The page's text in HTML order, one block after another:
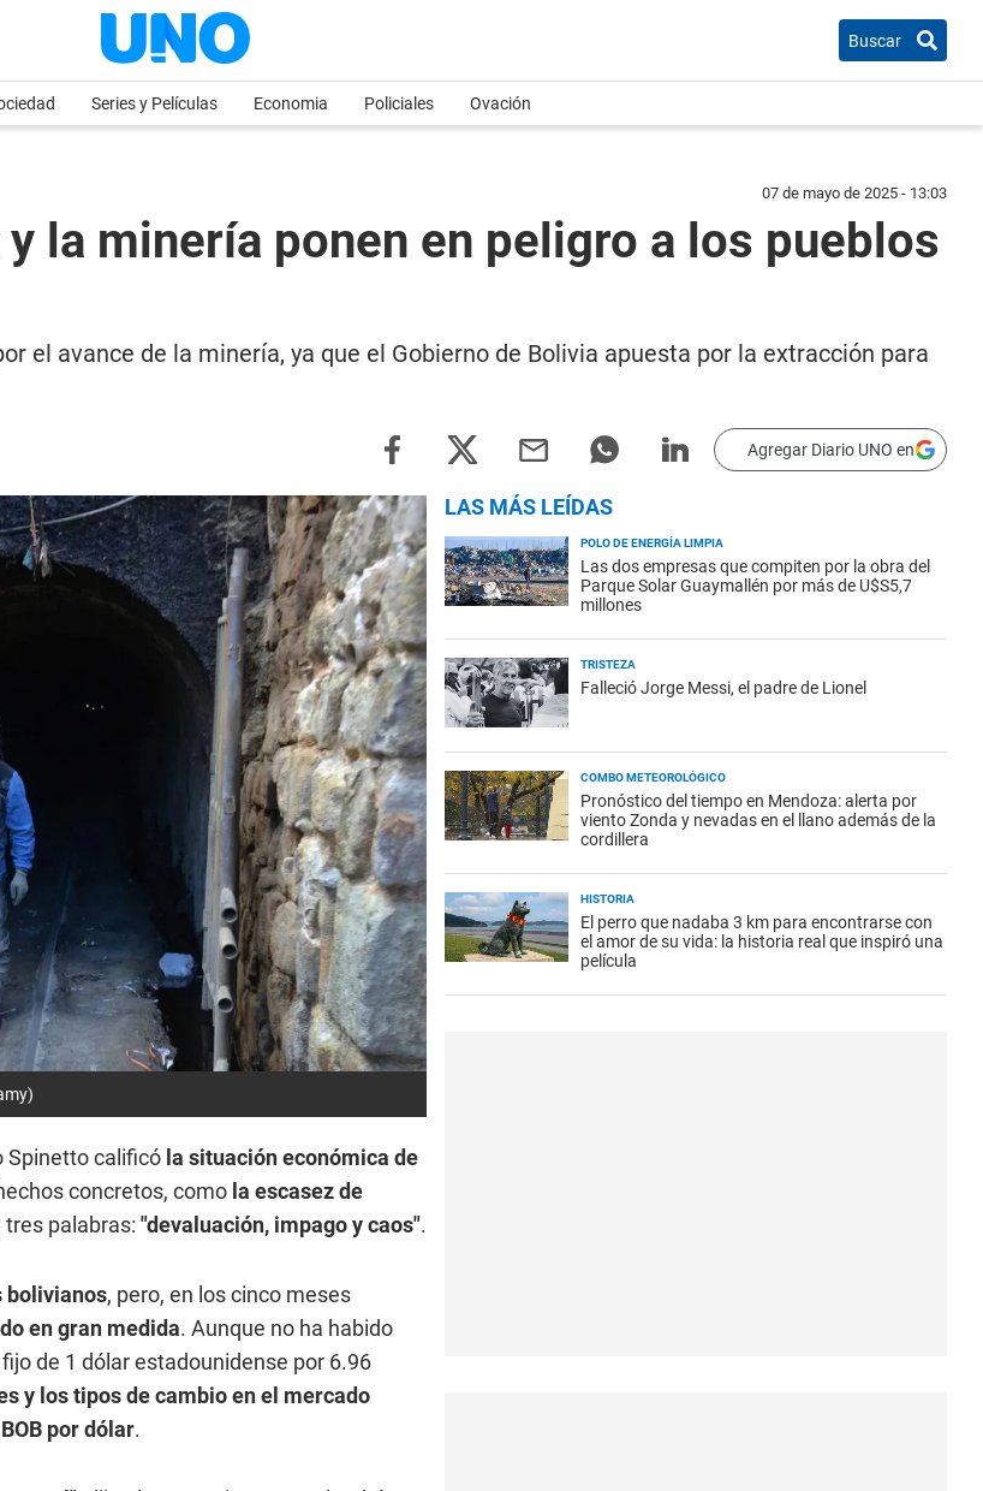
Buscar
Series y Películas Economia Policiales Ovación
07 de mayo de 2025 - 13:03
la minería ponen en peligro a los pueblos
el avance de la minería, ya que el Gobierno de Bolivia apuesta por la extracción para
Agregar Diario UNO en
Spinetto calificó la situación económica de
concretos, como la escasez de
palabras: "devaluación, impago y caos".
bolivianos, pero, en los cinco meses
en gran medida. Aunque no ha habido
de 1 dólar estadounidense por 6.96
y los tipos de cambio en el mercado
por dólar.
LAS MÁS LEÍDAS
POLO DE ENERGÍA LIMPIA
Las dos empresas que compiten por la obra del
Parque Solar Guaymallén por más de U$S5,7
millones
TRISTEZA
Falleció Jorge Messi, el padre de Lionel
COMBO METEOROLÓGICO
Pronóstico del tiempo en Mendoza: alerta por
viento Zonda y nevadas en el llano además de la
cordillera
HISTORIA
El perro que nadaba 3 km para encontrarse con
el amor de su vida: la historia real que inspiró una
película